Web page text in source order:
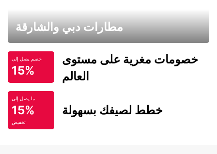
مطارات دبي والشارقة
خصم يصل إلى
15%
خصومات مغرية على مستوى
العالم
ما يصل إلى
15%
تخفيض
خطط لصيفك بسهولة